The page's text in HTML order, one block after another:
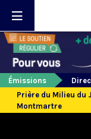
Émissions
Prière du Milieu du
Montmartre